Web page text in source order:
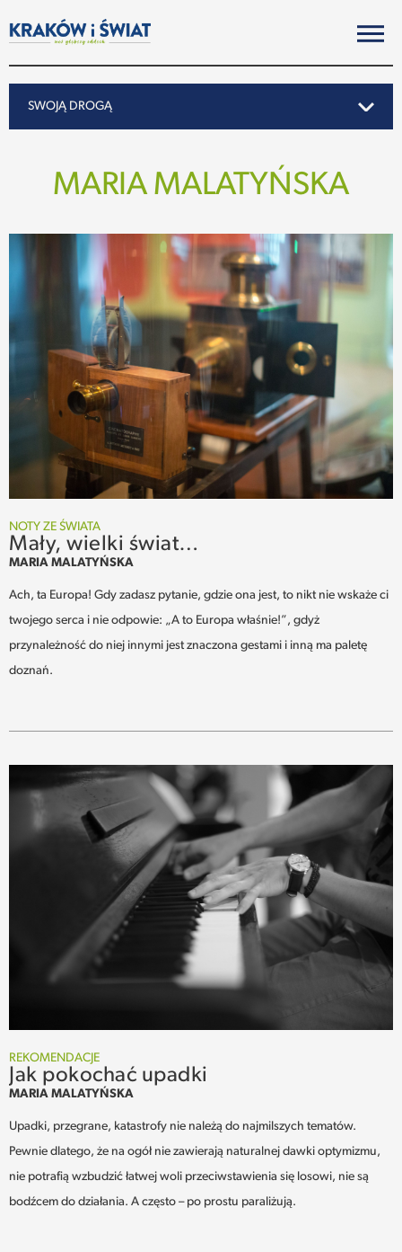
SWOJĄ DROGĄ
NOTY ZE ŚWIATA
PO KRAKOSKU
SUBIEKTYWNIE
WEHIKUŁ CZASU
REKOMENDACJE
PRZESTRZENIE
SŁOWO
MARIA MALATYŃSKA
NOTY ZE ŚWIATA
Mały, wielki świat…
MARIA MALATYŃSKA
Ach, ta Europa! Gdy zadasz pytanie, gdzie ona jest, to nikt nie wskaże ci
twojego serca i nie odpowie: „A to Europa właśnie!”, gdyż
przynależność do niej innymi jest znaczona gestami i inną ma paletę
doznań.
REKOMENDACJE
Jak pokochać upadki
MARIA MALATYŃSKA
Upadki, przegrane, katastrofy nie należą do najmilszych tematów.
Pewnie dlatego, że na ogół nie zawierają naturalnej dawki optymizmu,
nie potrafią wzbudzić łatwej woli przeciwstawienia się losowi, nie są
bodźcem do działania. A często – po prostu paraliżują.